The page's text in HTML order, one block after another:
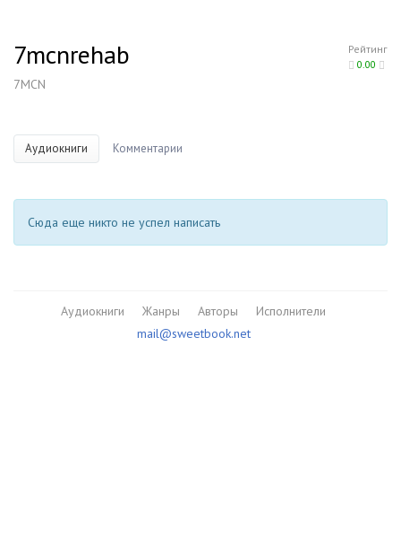
Рейтинг
0.00
7mcnrehab
7MCN
Аудиокниги Комментарии
Сюда еще никто не успел написать
Аудиокниги Жанры Авторы
Исполнители
mail@sweetbook.net